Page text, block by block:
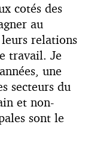
cotés des
au
relations
travail. Je
une
secteurs du
et non-
sont le